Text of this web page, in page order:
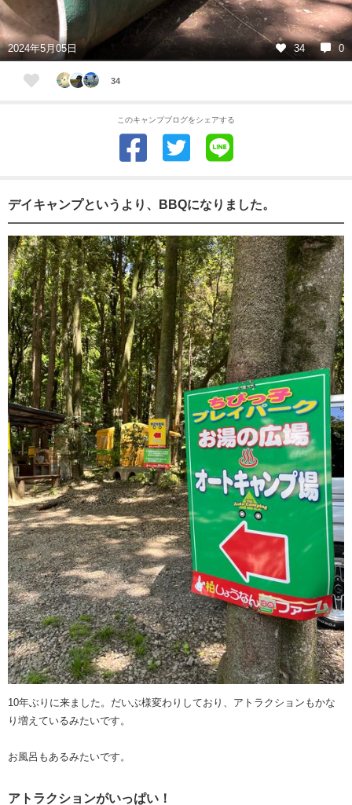
2024年5月05日 34 0
34
このキャンプブログをシェアする
デイキャンプというより、BBQになりました。
10年ぶりに来ました。だいぶ様変わりしており、アトラクションもかな
り増えているみたいです。
お風呂もあるみたいです。
アトラクションがいっぱい！